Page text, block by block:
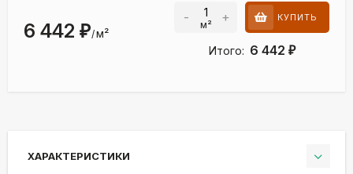
6 442 ₽/м²
- м² + КУПИТЬ
Итого: 6 442 ₽
ХАРАКТЕРИСТИКИ